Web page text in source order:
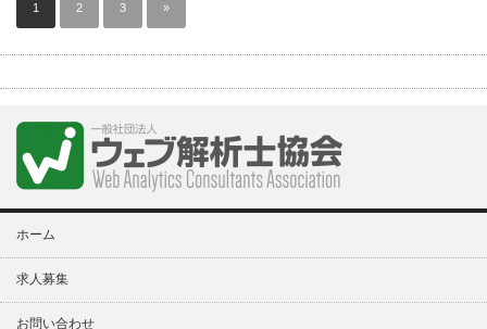
1 2 3 »
ホーム
求人募集
お問い合わせ